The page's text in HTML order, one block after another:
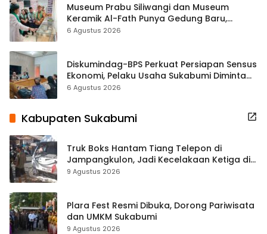
Museum Prabu Siliwangi dan Museum
Keramik Al-Fath Punya Gedung Baru,
Hampir 500 Koleksi Dipisahkan
6 Agustus 2026
Diskumindag-BPS Perkuat Persiapan Sensus
Ekonomi, Pelaku Usaha Sukabumi Diminta
Terbuka Beri Data
6 Agustus 2026
Kabupaten Sukabumi
Truk Boks Hantam Tiang Telepon di
Jampangkulon, Jadi Kecelakaan Ketiga di
Titik yang Sama
9 Agustus 2026
Plara Fest Resmi Dibuka, Dorong Pariwisata
dan UMKM Sukabumi
9 Agustus 2026